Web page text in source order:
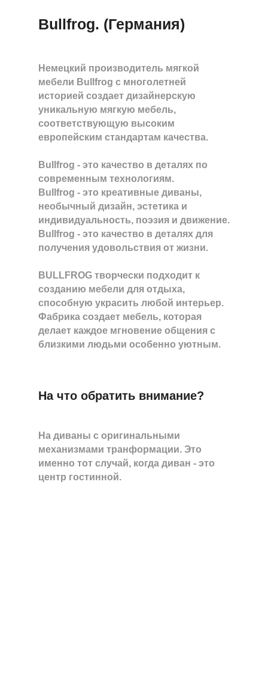
Bullfrog. (Германия)
Немецкий производитель мягкой
мебели Bullfrog с многолетней
историей создает дизайнерскую
уникальную мягкую мебель,
соответствующую высоким
европейским стандартам качества.
Bullfrog - это качество в деталях по
современным технологиям.
Bullfrog - это креативные диваны,
необычный дизайн, эстетика и
индивидуальность, поэзия и движение.
Bullfrog - это качество в деталях для
получения удовольствия от жизни.
BULLFROG творчески подходит к
созданию мебели для отдыха,
способную украсить любой интерьер.
Фабрика создает мебель, которая
делает каждое мгновение общения с
близкими людьми особенно уютным.
На что обратить внимание?
На диваны с оригинальными
механизмами транформации. Это
именно тот случай, когда диван - это
центр гостинной.